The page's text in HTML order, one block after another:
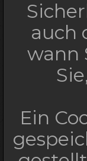
auch
wann
Ein